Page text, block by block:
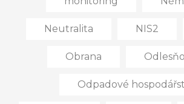
Neutralita NIS2
Obrana
Odpadové